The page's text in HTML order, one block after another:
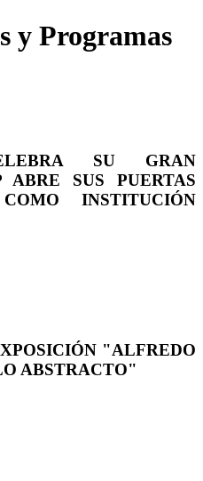
y Programas
SU GRAN
SUS PUERTAS
INSTITUCIÓN
"ALFREDO
ABSTRACTO"